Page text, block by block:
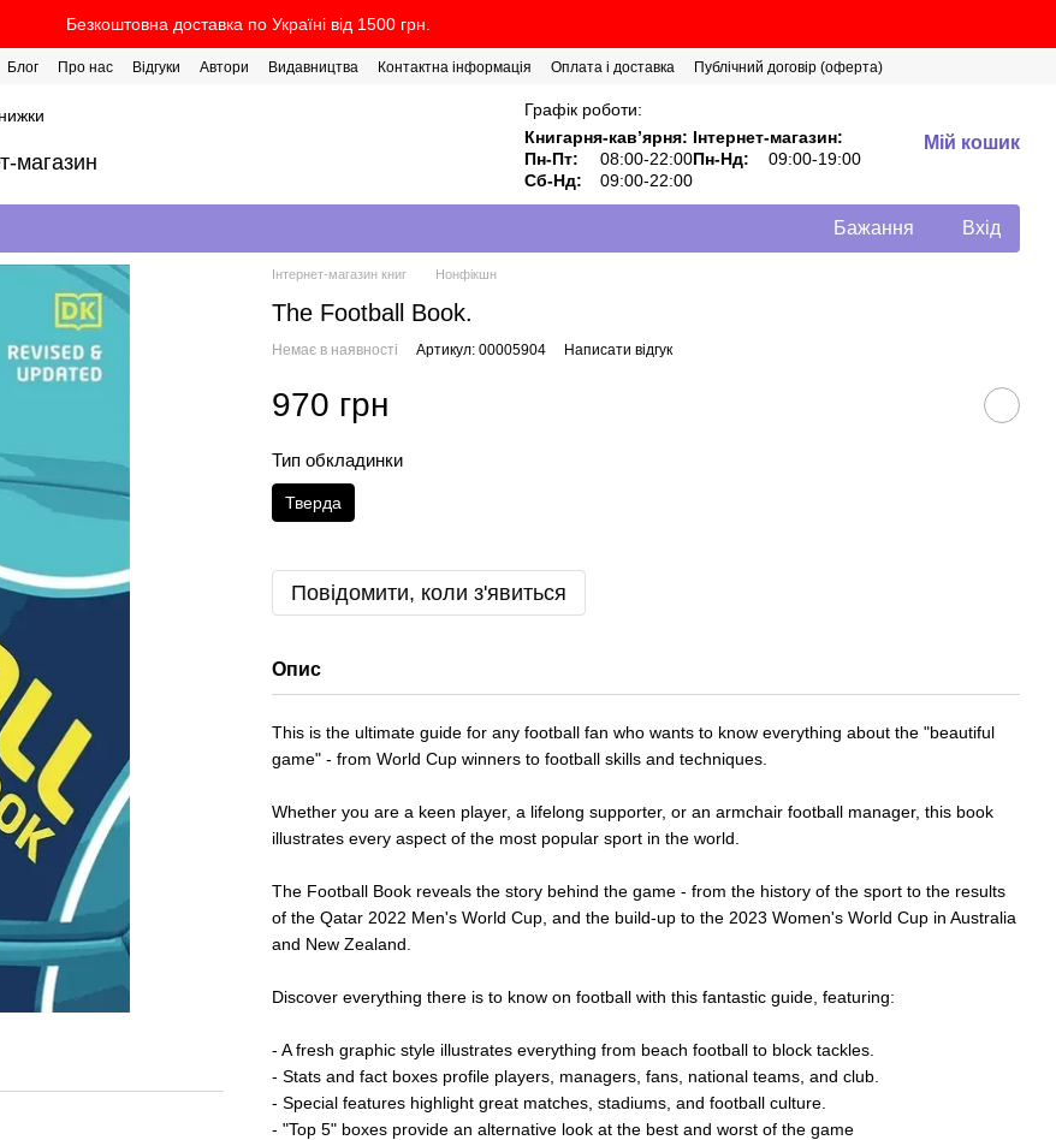
Безкоштовна доставка по Україні від 1500 грн.
Блог Про нас Відгуки Автори Видавництва Контактна інформація Оплата і доставка
Публічний договір (оферта)
магазин
Графік роботи:
Книгарня-кавʼярня: Інтернет-магазин:
Пн-Пт:
08:00-22:00Пн-Нд:
09:00-19:00
Сб-Нд:
09:00-22:00
Мій кошик
Бажання Вхід
Інтернет-магазин книг Нонфікшн
The Football Book.
Немає в наявності Артикул: 00005904 Написати відгук
970 грн
Тип обкладинки
Тверда
Повідомити, коли з'явиться
Опис
This is the ultimate guide for any football fan who wants to know everything about the "beautiful
game" - from World Cup winners to football skills and techniques.
Whether you are a keen player, a lifelong supporter, or an armchair football manager, this book
illustrates every aspect of the most popular sport in the world.
The Football Book reveals the story behind the game - from the history of the sport to the results
of the Qatar 2022 Men's World Cup, and the build-up to the 2023 Women's World Cup in Australia
and New Zealand.
Discover everything there is to know on football with this fantastic guide, featuring:
- A fresh graphic style illustrates everything from beach football to block tackles.
- Stats and fact boxes profile players, managers, fans, national teams, and club.
- Special features highlight great matches, stadiums, and football culture.
- "Top 5" boxes provide an alternative look at the best and worst of the game